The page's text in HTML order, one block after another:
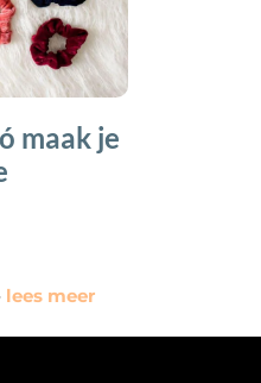
maak je
lees meer